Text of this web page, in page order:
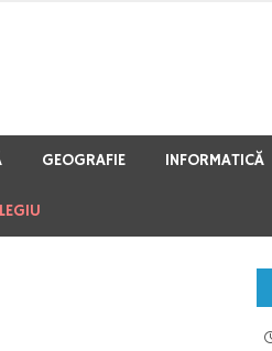
GEOGRAFIE INFORMATICĂ